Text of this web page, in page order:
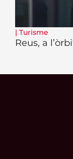
| Turisme
Reus, a